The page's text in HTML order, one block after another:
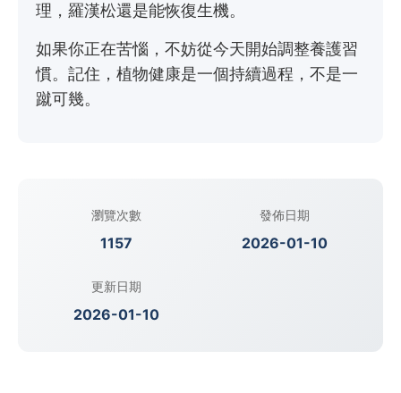
理，羅漢松還是能恢復生機。
如果你正在苦惱，不妨從今天開始調整養護習
慣。記住，植物健康是一個持續過程，不是一
蹴可幾。
瀏覽次數
1157
發佈日期
2026-01-10
更新日期
2026-01-10